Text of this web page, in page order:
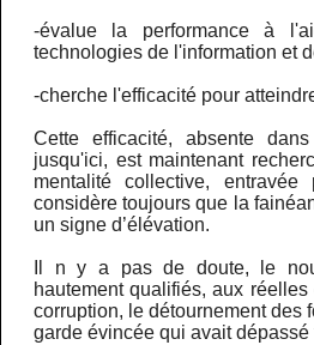
-évalue la performance à
technologies de l'information et
-cherche l'efficacité pour
Cette efficacité, absente
jusqu'ici, est maintenant
mentalité collective,
considère toujours que la
un signe d’élévation.
Il n y a pas de doute, le
hautement qualifiés, aux
corruption, le détournement des
garde évincée qui avait